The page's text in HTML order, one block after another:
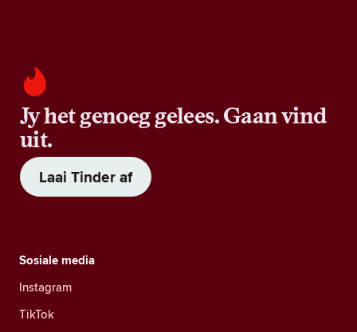
Jy het genoeg gelees. Gaan vind
uit.
Laai Tinder af
Sosiale media
Instagram
TikTok